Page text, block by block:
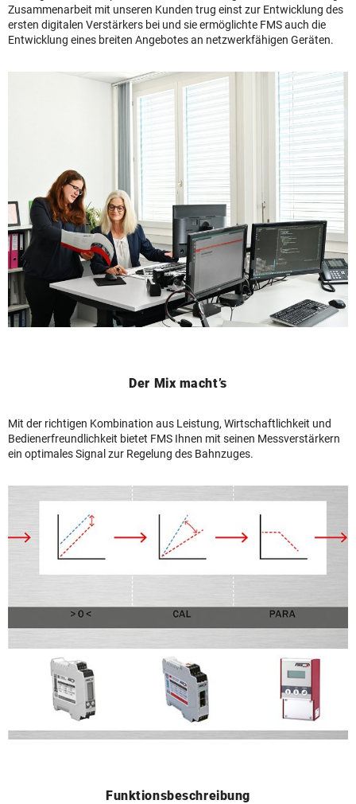
Zusammenarbeit mit unseren Kunden trug einst zur Entwicklung des
ersten digitalen Verstärkers bei und sie ermöglichte FMS auch die
Entwicklung eines breiten Angebotes an netzwerkfähigen Geräten.
Der Mix macht’s
Mit der richtigen Kombination aus Leistung, Wirtschaftlichkeit und
Bedienerfreundlichkeit bietet FMS Ihnen mit seinen Messverstärkern
ein optimales Signal zur Regelung des Bahnzuges.
Funktionsbeschreibung